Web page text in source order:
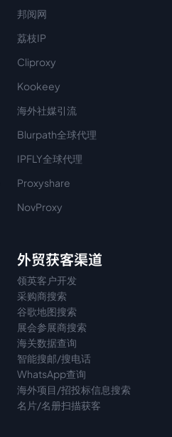
邦阅网
荔枝IP
Cliproxy
Kookeey
海外社媒引流
Blurpath全球代理
IPFLY全球代理
Proxyshare
NovProxy
外贸获客渠道
领英客户开发
采购商搜索
谷歌地图搜索
展会参展商搜索
海关数据查询
智能搜邮/搜电话
WhatsApp查询
海外项目/招投标信息搜索
名片/名册扫描获客